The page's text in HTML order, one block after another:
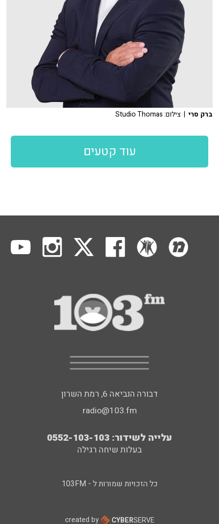
ברק סרי | צילום: Studio Thomas
עוד קטעים
דבורה הנביאה 6, רמת השרון
radio@103.fm
עלייה לשידור: 0552-103-103
בעלות שיחה רגילה
כל הזכויות שמורות ל - 103FM
created by CYBERSERVE